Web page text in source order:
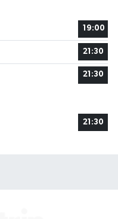
19:00
21:30
21:30
21:30